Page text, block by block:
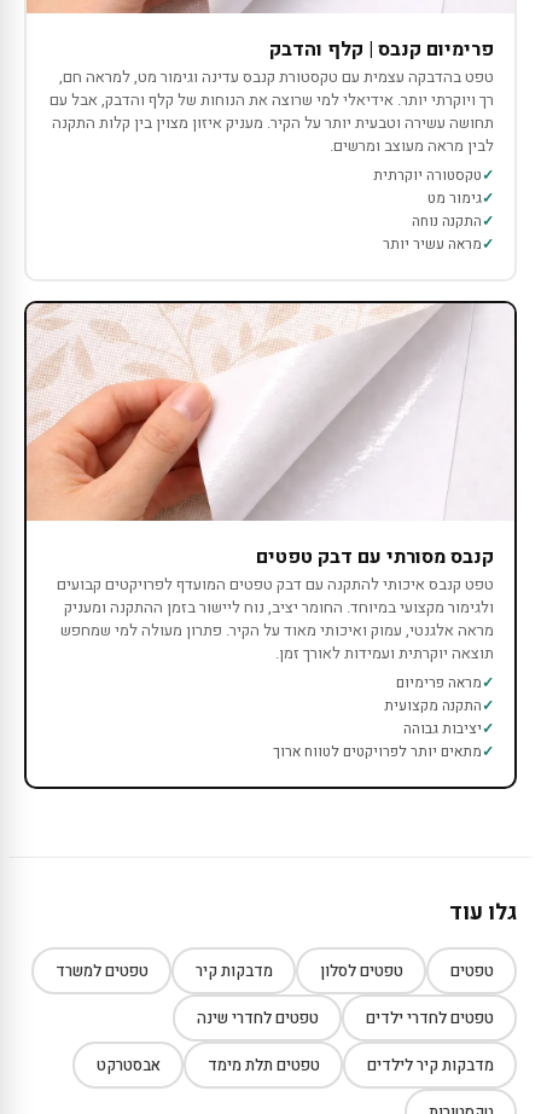
פרימיום קנבס | קלף והדבק
טפט בהדבקה עצמית עם טקסטורת קנבס עדינה וגימור מט, למראה חם,
רך ויוקרתי יותר. אידיאלי למי שרוצה את הנוחות של קלף והדבק, אבל עם
תחושה עשירה וטבעית יותר על הקיר. מעניק איזון מצוין בין קלות התקנה
לבין מראה מעוצב ומרשים.
טקסטורה יוקרתית
גימור מט
התקנה נוחה
מראה עשיר יותר
קנבס מסורתי עם דבק טפטים
טפט קנבס איכותי להתקנה עם דבק טפטים המועדף לפרויקטים קבועים
ולגימור מקצועי במיוחד. החומר יציב, נוח ליישור בזמן ההתקנה ומעניק
מראה אלגנטי, עמוק ואיכותי מאוד על הקיר. פתרון מעולה למי שמחפש
תוצאה יוקרתית ועמידות לאורך זמן.
מראה פרימיום
התקנה מקצועית
יציבות גבוהה
מתאים יותר לפרויקטים לטווח ארוך
גלו עוד
טפטים טפטים לסלון מדבקות קיר טפטים למשרד
טפטים לחדרי ילדים טפטים לחדרי שינה
מדבקות קיר לילדים טפטים תלת מימד אבסטרקט